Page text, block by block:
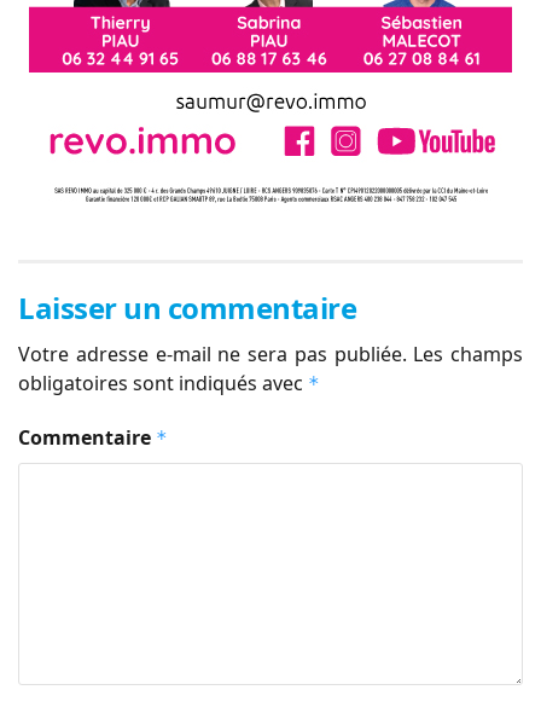
Laisser un commentaire
Votre adresse e-mail ne sera pas publiée. Les champs
obligatoires sont indiqués avec *
Commentaire *